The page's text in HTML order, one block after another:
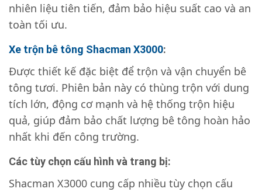
nhiên liệu tiên tiến, đảm bảo hiệu suất cao và an
toàn tối ưu.
Xe trộn bê tông Shacman X3000:
Được thiết kế đặc biệt để trộn và vận chuyển bê
tông tươi. Phiên bản này có thùng trộn với dung
tích lớn, động cơ mạnh và hệ thống trộn hiệu
quả, giúp đảm bảo chất lượng bê tông hoàn hảo
nhất khi đến công trường.
Các tùy chọn cấu hình và trang bị:
Shacman X3000 cung cấp nhiều tùy chọn cấu